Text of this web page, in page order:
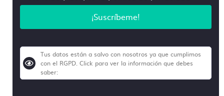
¡Suscríbeme!
Tus datos están a salvo con nosotros ya que cumplimos
con el RGPD. Click para ver la información que debes
saber: